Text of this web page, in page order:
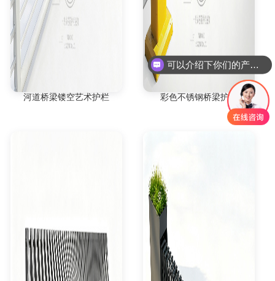
河道桥梁镂空艺术护栏 彩色不锈钢桥梁护栏
可以介绍下你们的产品么